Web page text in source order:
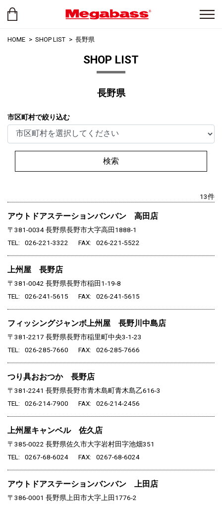
HOME SHOP LIST 長野県
SHOP LIST
長野県
市区町村で絞り込む
検索
13件
アウトドアステーションバンバン 高田店
〒381-0034長野県長野市大字高田1888-1
TEL
026-221-3322 FAX 026-221-5522
上州屋 長野店
〒381-0042 長野県長野市稲田1-19-8
TEL
026-241-5615 FAX 026-241-5615
フィッシングジャンボ上州屋 長野川中島店
〒381-2217 長野県長野市稲里町中央3-1-23
TEL
026-285-7660 FAX 026-285-7666
つり具おおつか 長野店
〒381-2241 長野県長野市青木島町青木島乙616-3
TEL
026-214-7900 FAX 026-214-2456
上州屋キャンベル 佐久店
〒385-0022 長野県佐久市大字岩村田字池畑351
TEL
0267-68-6024 FAX 0267-68-6024
アウトドアステーションバンバン 上田店
〒386-0001 長野県上田市大字上田1776-2